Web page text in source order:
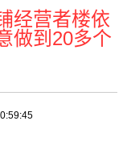
经营者楼依
做到20多个